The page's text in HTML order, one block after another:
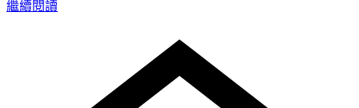
繼續閱讀